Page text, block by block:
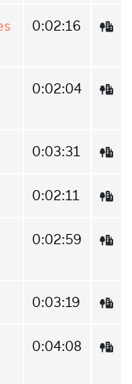
0:02:16
0:02:04
0:03:31
0:02:11
0:02:59
0:03:19
0:04:08